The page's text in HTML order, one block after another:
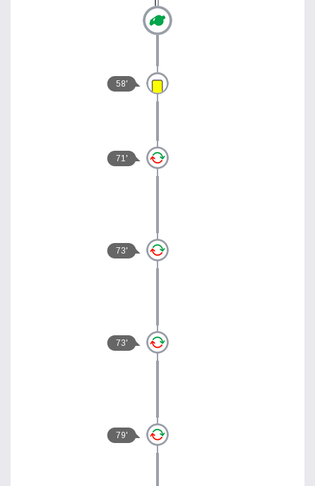
58'
71'
73'
73'
79'